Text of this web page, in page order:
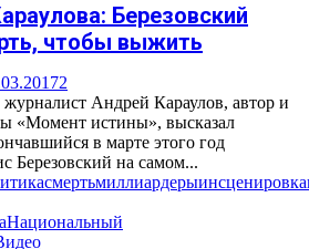
Березовский
чтобы выжить
2
Андрей Караулов, автор и
«Момент истины», высказал
в марте этого год
Березовский на самом...
смертьмиллиардерыинсценировка
Национальный